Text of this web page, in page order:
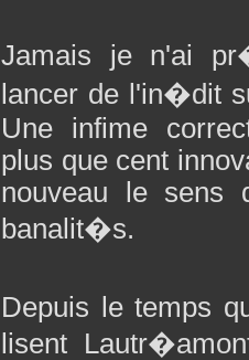
Jamais je n'ai
lancer de l'in�dit
Une infime
plus que cent
nouveau le sens
banalit�s.
Depuis le temps
lisent